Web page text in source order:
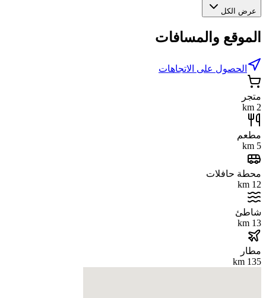
عرض الكل
الموقع والمسافات
الحصول على الاتجاهات
متجر
2 km
مطعم
5 km
محطة حافلات
12 km
شاطئ
13 km
مطار
135 km